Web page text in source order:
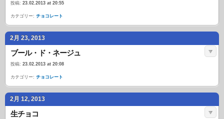
投稿: 23.02.2013 at 20:55
カテゴリー: チョコレート
2月 23, 2013
ブール・ド・ネージュ
投稿: 23.02.2013 at 20:08
カテゴリー: チョコレート
2月 12, 2013
生チョコ